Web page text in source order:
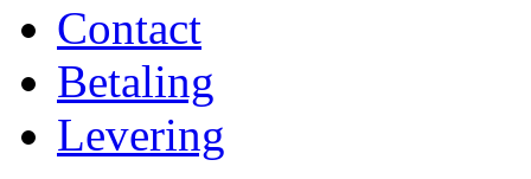
Contact
Betaling
Levering